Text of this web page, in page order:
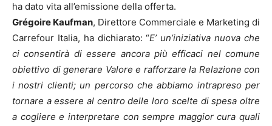
ha dato vita all’emissione della offerta.
Grégoire Kaufman, Direttore Commerciale e Marketing di
Carrefour Italia, ha dichiarato: “E’ un’iniziativa nuova che
ci consentirà di essere ancora più efficaci nel comune
obiettivo di generare Valore e rafforzare la Relazione con
i nostri clienti; un percorso che abbiamo intrapreso per
tornare a essere al centro delle loro scelte di spesa oltre
a cogliere e interpretare con sempre maggior cura quali